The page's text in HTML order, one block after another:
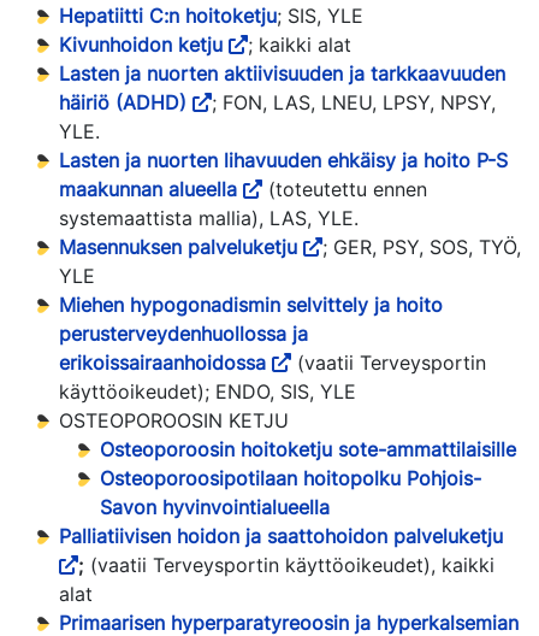
Hepatiitti C:n hoitoketju; SIS, YLE
Kivunhoidon ketju
; kaikki alat
Lasten ja nuorten aktiivisuuden ja tarkkaavuuden
häiriö (ADHD)
; FON, LAS, LNEU, LPSY, NPSY,
YLE.
Lasten ja nuorten lihavuuden ehkäisy ja hoito P-S
maakunnan alueella
(toteutettu ennen
systemaattista mallia), LAS, YLE.
Masennuksen palveluketju
; GER, PSY, SOS, TYÖ,
YLE
Miehen hypogonadismin selvittely ja hoito
perusterveydenhuollossa ja
erikoissairaanhoidossa
(vaatii Terveysportin
käyttöoikeudet); ENDO, SIS, YLE
OSTEOPOROOSIN KETJU
Osteoporoosin hoitoketju sote-ammattilaisille
Osteoporoosipotilaan hoitopolku Pohjois-
Savon hyvinvointialueella
Palliatiivisen hoidon ja saattohoidon palveluketju
; (vaatii Terveysportin käyttöoikeudet), kaikki
alat
Primaarisen hyperparatyreoosin ja hyperkalsemian